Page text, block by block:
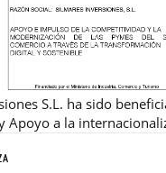
S.L. ha sido
Apoyo a la